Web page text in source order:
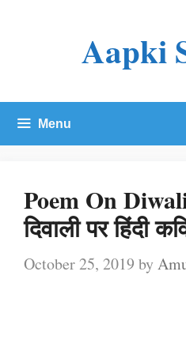
Aapki
Menu
Poem On
दिवाली पर हिंदी
October 25, 2019 by